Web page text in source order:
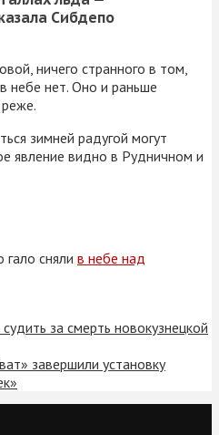
Сибдепо
ничего странного в том,
небе нет. Оно и раньше
зимней радугой могут
явление видно в Рудничном и
сняли в небе над
за смерть новокузнецкой
завершили установку